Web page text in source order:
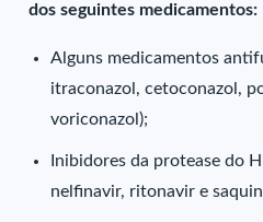
dos seguintes medicamentos:
Alguns medicamentos
itraconazol, cetoconazol,
voriconazol);
Inibidores da protease do
nelfinavir, ritonavir e